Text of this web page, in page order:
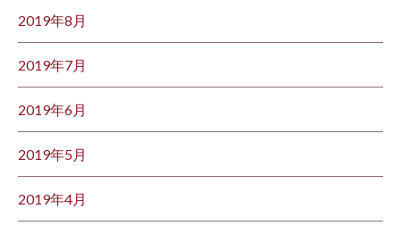
2019年8月
2019年7月
2019年6月
2019年5月
2019年4月